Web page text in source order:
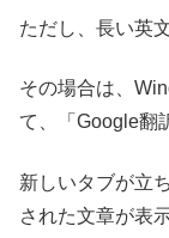
ただし、長い英
その場合は、
て、「Google翻
新しいタブが立
された文章が表